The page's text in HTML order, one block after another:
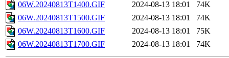
06W.20240813T1400.GIF
2024-08-13 18:01
74K
06W.20240813T1500.GIF
2024-08-13 18:01
74K
06W.20240813T1600.GIF
2024-08-13 18:01
75K
06W.20240813T1700.GIF
2024-08-13 18:01 74K